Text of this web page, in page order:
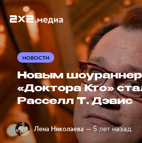
НОВОСТИ
Новым
«Доктора Кто»
Расселл Т. Дэвис
Лена Николаева — 5 лет назад